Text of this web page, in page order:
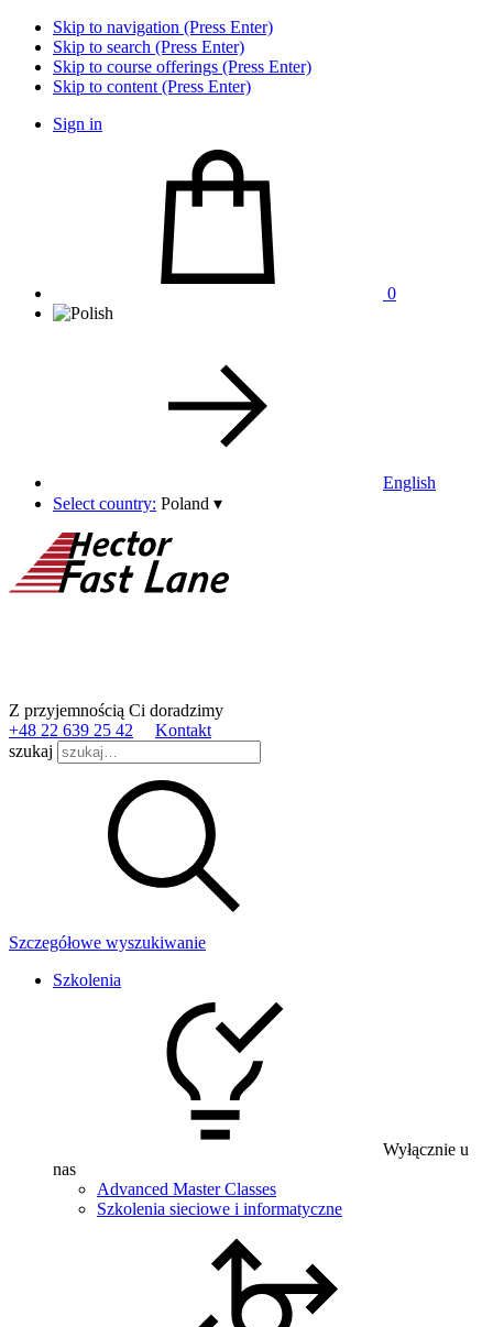
Skip to navigation (Press Enter)
Skip to search (Press Enter)
Skip to course offerings (Press Enter)
Skip to content (Press Enter)
Sign in
0
English
Select country: Poland ▾
Z przyjemnością Ci doradzimy
+48 22 639 25 42
Kontakt
szukaj
Szczegółowe wyszukiwanie
Szkolenia
Wyłącznie u
nas
Advanced Master Classes
Szkolenia sieciowe i informatyczne